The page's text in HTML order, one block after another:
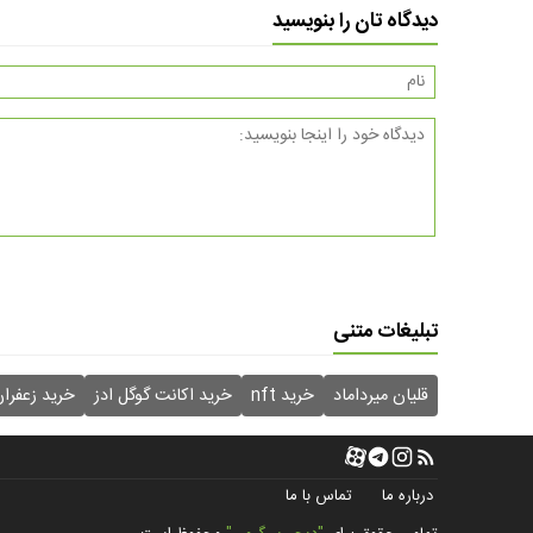
دیدگاه تان را بنویسید
تبلیغات متنی
قلیان میرداماد خرید nft خرید اکانت گوگل ادز خرید
درباره ما
تماس با ما